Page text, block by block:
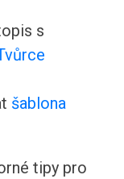
s
šablona
tipy pro